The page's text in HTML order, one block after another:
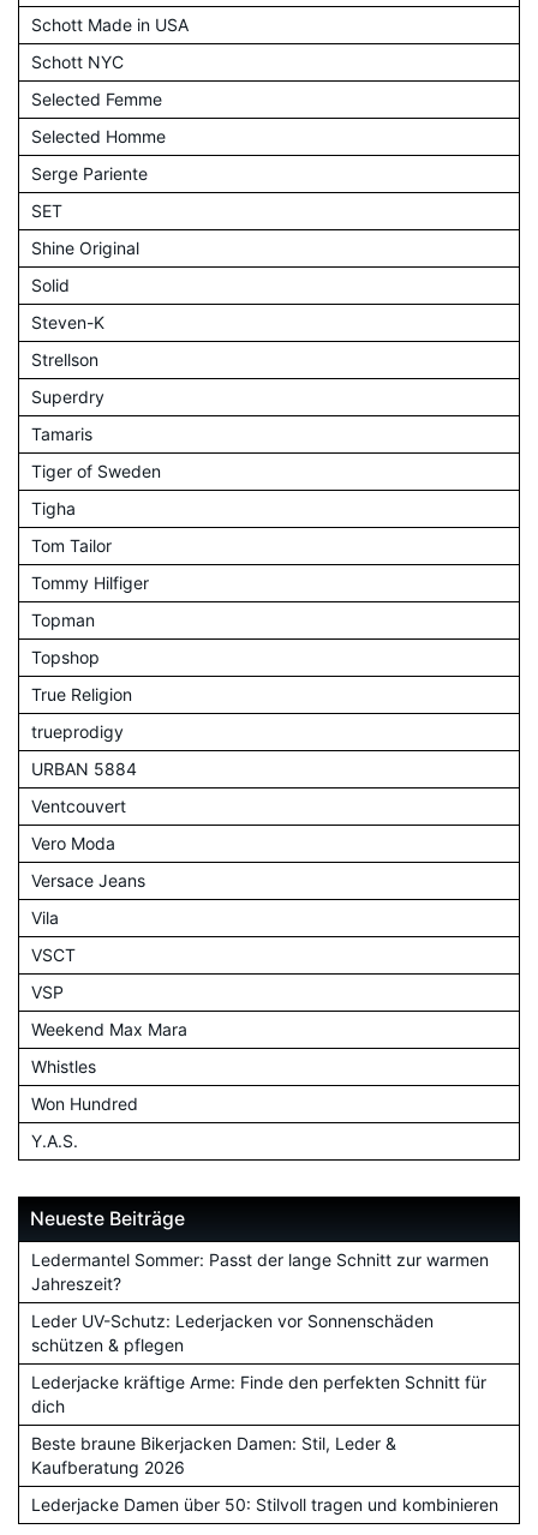
Schott Made in USA
Schott NYC
Selected Femme
Selected Homme
Serge Pariente
SET
Shine Original
Solid
Steven-K
Strellson
Superdry
Tamaris
Tiger of Sweden
Tigha
Tom Tailor
Tommy Hilfiger
Topman
Topshop
True Religion
trueprodigy
URBAN 5884
Ventcouvert
Vero Moda
Versace Jeans
Vila
VSCT
VSP
Weekend Max Mara
Whistles
Won Hundred
Y.A.S.
Neueste Beiträge
Ledermantel Sommer: Passt der lange Schnitt zur warmen
Jahreszeit?
Leder UV-Schutz: Lederjacken vor Sonnenschäden
schützen & pflegen
Lederjacke kräftige Arme: Finde den perfekten Schnitt für
dich
Beste braune Bikerjacken Damen: Stil, Leder &
Kaufberatung 2026
Lederjacke Damen über 50: Stilvoll tragen und kombinieren